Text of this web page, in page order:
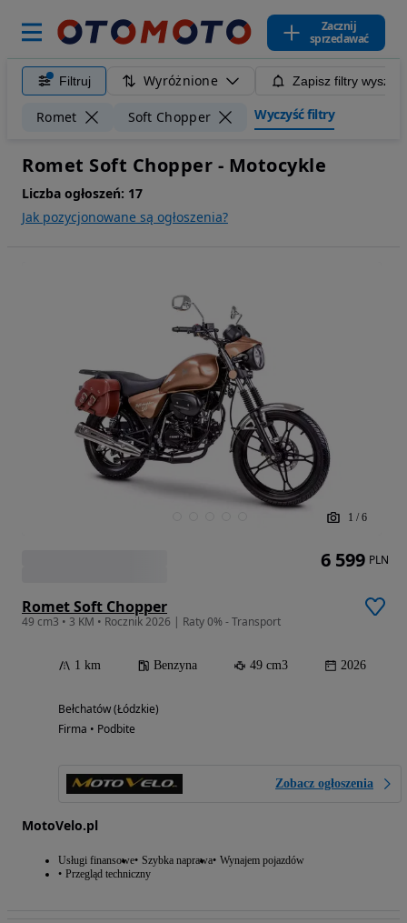
Zacznij
sprzedawać
Filtruj Wyróżnione Zapisz filtry
Romet Soft Chopper Wyczyść filtry
Romet Soft Chopper - Motocykle
Liczba ogłoszeń: 17
Jak pozycjonowane są ogłoszenia?
1 / 6
Romet Soft Chopper
49 cm3 • 3 KM • Rocznik 2026 | Raty 0% - Transport
1 km Benzyna 49 cm3 2026
Bełchatów (Łódzkie)
Firma • Podbite
Zobacz ogłoszenia
MotoVelo.pl
Usługi finansowe Szybka naprawa Wynajem pojazdów
Przegląd techniczny
6 599 PLN